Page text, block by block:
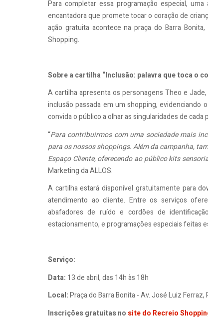
Para completar essa programação especial,
encantadora que promete tocar o coração de
ação gratuita acontece na praça do Barra
Shopping.
Sobre a cartilha “Inclusão: palavra que toca o
A cartilha apresenta os personagens Theo e
inclusão passada em um shopping, evidenciando
convida o público a olhar as singularidades de
“Para contribuirmos com uma sociedade mais
para os nossos shoppings. Além da campanha,
Espaço Cliente, oferecendo ao público kits
Marketing da ALLOS.
A cartilha estará disponível gratuitamente para
atendimento ao cliente. Entre os serviços
abafadores de ruído e cordões de
estacionamento, e programações especiais feitas
Serviço:
Data: 13 de abril, das 14h às 18h
Local:Praça do Barra Bonita - Av. José Luiz
Inscrições gratuitas no site do Recreio